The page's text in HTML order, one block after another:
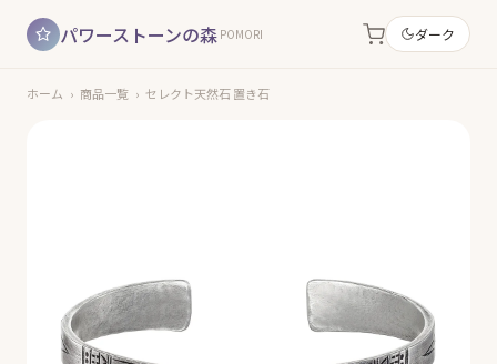
パワーストーンの森 POMORI ダーク
ホーム › 商品一覧 › セレクト天然石 置き石